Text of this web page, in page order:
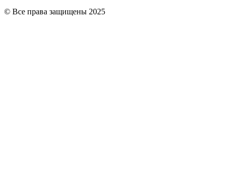
© Все права защищены 2025